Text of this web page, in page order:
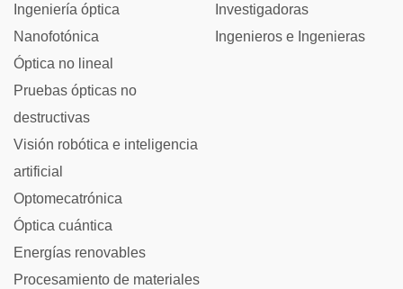
Ingeniería óptica
Nanofotónica
Óptica no lineal
Pruebas ópticas no
destructivas
Visión robótica e inteligencia
artificial
Optomecatrónica
Óptica cuántica
Energías renovables
Procesamiento de materiales
Investigadoras
Ingenieros e Ingenieras